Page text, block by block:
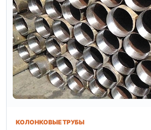
КОЛОНКОВЫЕ ТРУБЫ